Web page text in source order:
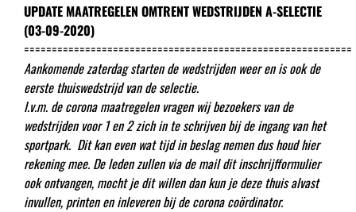
UPDATE MAATREGELEN OMTRENT WEDSTRIJDEN A-SELECTIE
(03-09-2020)
===========================================================
Aankomende zaterdag starten de wedstrijden weer en is ook de
eerste thuiswedstrijd van de selectie.
I.v.m. de corona maatregelen vragen wij bezoekers van de
wedstrijden voor 1 en 2 zich in te schrijven bij de ingang van het
sportpark. Dit kan even wat tijd in beslag nemen dus houd hier
rekening mee. De leden zullen via de mail dit inschrijfformulier
ook ontvangen, mocht je dit willen dan kun je deze thuis alvast
invullen, printen en inleveren bij de corona coördinator.